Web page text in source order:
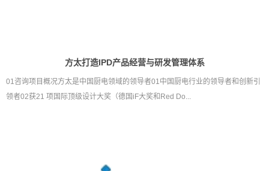
方太打造IPD产品经营与研发管理体系
01咨询项目概况方太是中国厨电领域的领导者01中国厨电行业的领导者和创新引
领者02获21 项国际顶级设计大奖（德国iF大奖和Red Do...